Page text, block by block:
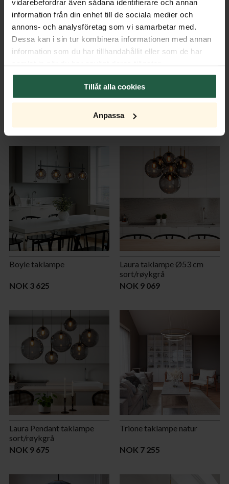
vidarebefordrar även sådana identifierare och annan
information från din enhet till de sociala medier och
annons- och analysföretag som vi samarbetar med.
Dessa kan i sin tur kombinera informationen med annan
information som du har tillhandahållit eller som de har
Tillåt alla cookies
Anpassa
Marcel taklampe Ø50 cm
NYHET
Marcel plafond Ø40 cm
NOK 3 295
Boyle taklampe
NOK 3 625
Laura taklampe Ø53 cm
sort/røykgrå
NOK 9 069
Laura Pendant taklampe
sort/røykgrå
NOK 9 675
Trione taklampe natur
NOK 7 255